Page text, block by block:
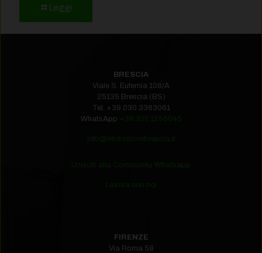
Leggi
BRESCIA
Viale S. Eufemia 108/A
25135 Brescia (BS)
Tel. +39.030.3363061
WhatsApp +39.331.1256045
info@ebikestorebrescia.it
Unisciti alla Community Whatsapp
Lavora con noi
FIRENZE
Via Roma 58